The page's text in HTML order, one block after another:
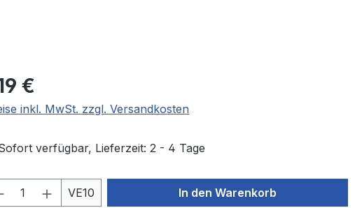
Preis:
€
inkl. MwSt. zzgl. Versandkosten
verfügbar, Lieferzeit: 2 - 4 Tage
Anzahl: Gib den gewünschten Wert
VE10 In den Warenkorb